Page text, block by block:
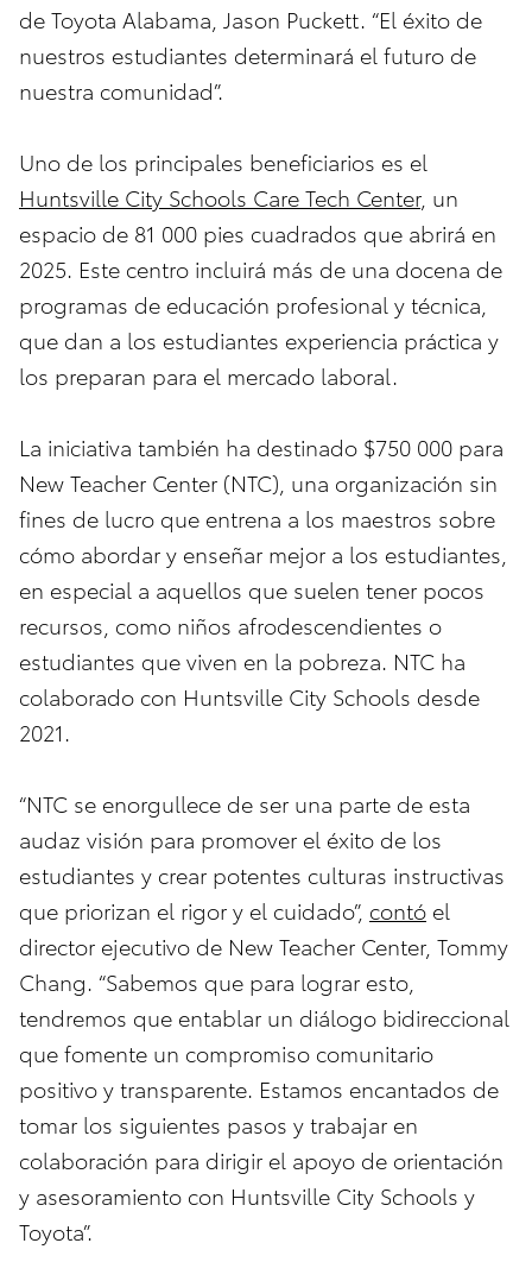
de Toyota Alabama, Jason Puckett. “El éxito de
nuestros estudiantes determinará el futuro de
nuestra comunidad”.
Uno de los principales beneficiarios es el
Huntsville City Schools Care Tech Center, un
espacio de 81 000 pies cuadrados que abrirá en
2025. Este centro incluirá más de una docena de
programas de educación profesional y técnica,
que dan a los estudiantes experiencia práctica y
los preparan para el mercado laboral.
La iniciativa también ha destinado $750 000 para
New Teacher Center (NTC), una organización sin
fines de lucro que entrena a los maestros sobre
cómo abordar y enseñar mejor a los estudiantes,
en especial a aquellos que suelen tener pocos
recursos, como niños afrodescendientes o
estudiantes que viven en la pobreza. NTC ha
colaborado con Huntsville City Schools desde
2021.
“NTC se enorgullece de ser una parte de esta
audaz visión para promover el éxito de los
estudiantes y crear potentes culturas instructivas
que priorizan el rigor y el cuidado”, contó el
director ejecutivo de New Teacher Center, Tommy
Chang. “Sabemos que para lograr esto,
tendremos que entablar un diálogo bidireccional
que fomente un compromiso comunitario
positivo y transparente. Estamos encantados de
tomar los siguientes pasos y trabajar en
colaboración para dirigir el apoyo de orientación
y asesoramiento con Huntsville City Schools y
Toyota”.